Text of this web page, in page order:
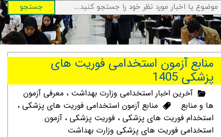
جستجو
منابع آزمون استخدامی فوریت های
پزشکی 1405
آخرین اخبار استخدامی وزارت بهداشت ، معرفی آزمون
ها و منابع
منابع آزمون استخدامی فوریت های پزشکی ،
استخدام فوریت های پزشکی ، فوریت پزشکی ، آزمون
استخدامی فوریت های پزشکی وزارت بهداشت